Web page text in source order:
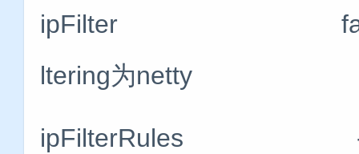
ipFilter false 将
ltering为netty
ipFilterRules - 用